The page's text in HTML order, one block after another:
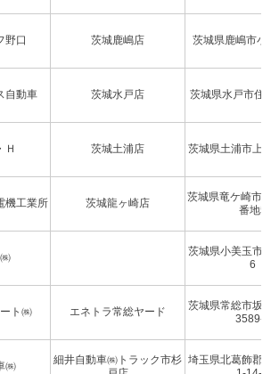
野口 茨城鹿嶋店 茨城県鹿嶋市小
自動車 茨城水戸店 茨城県水戸市住
Ｈ 茨城土浦店 茨城県土浦市上
機工業所 茨城龍ヶ崎店
茨城県竜ケ崎市
番地5
茨城県小美玉市
6
ト㈱ エネトラ常総ヤード
茨城県常総市坂
3589-1
㈱
細井自動車㈱トラック市杉 埼玉県北葛飾郡